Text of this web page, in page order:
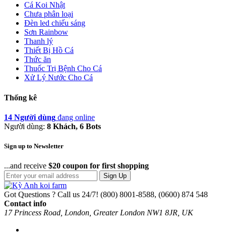
Cá Koi Nhật
Chưa phân loại
Đèn led chiếu sáng
Sơn Rainbow
Thanh lý
Thiết Bị Hồ Cá
Thức ăn
Thuốc Trị Bệnh Cho Cá
Xử Lý Nước Cho Cá
Thống kê
14 Người dùng đang online
Người dùng: 8 Khách, 6 Bots
Sign up to Newsletter
...and receive $20 coupon for first shopping
Sign Up
Got Questions ? Call us 24/7! (800) 8001-8588, (0600) 874 548
Contact info
17 Princess Road, London, Greater London NW1 8JR, UK